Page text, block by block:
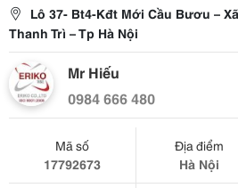
Lô 37- Bt4-Kđt Mới Cầu Bươu –
Thanh Trì – Tp Hà Nội
Mr Hiếu
0984 666 480
Mã số
17792673
Địa điểm
Hà Nội